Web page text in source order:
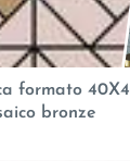
formato
bronze